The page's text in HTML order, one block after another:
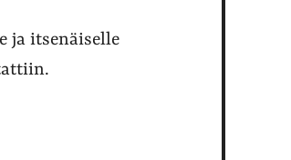
ja itsenäiselle